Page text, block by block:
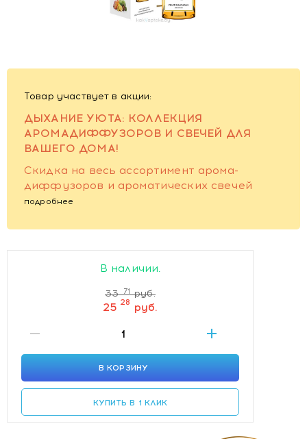
Товар участвует в акции:
ДЫХАНИЕ УЮТА: КОЛЛЕКЦИЯ
АРОМАДИФФУЗОРОВ И СВЕЧЕЙ ДЛЯ
ВАШЕГО ДОМА!
Скидка на весь ассортимент арома-
диффузоров и ароматических свечей
подробнее
В наличии.
33 71 руб.
25 28 руб.
В КОРЗИНУ
КУПИТЬ В 1 КЛИК